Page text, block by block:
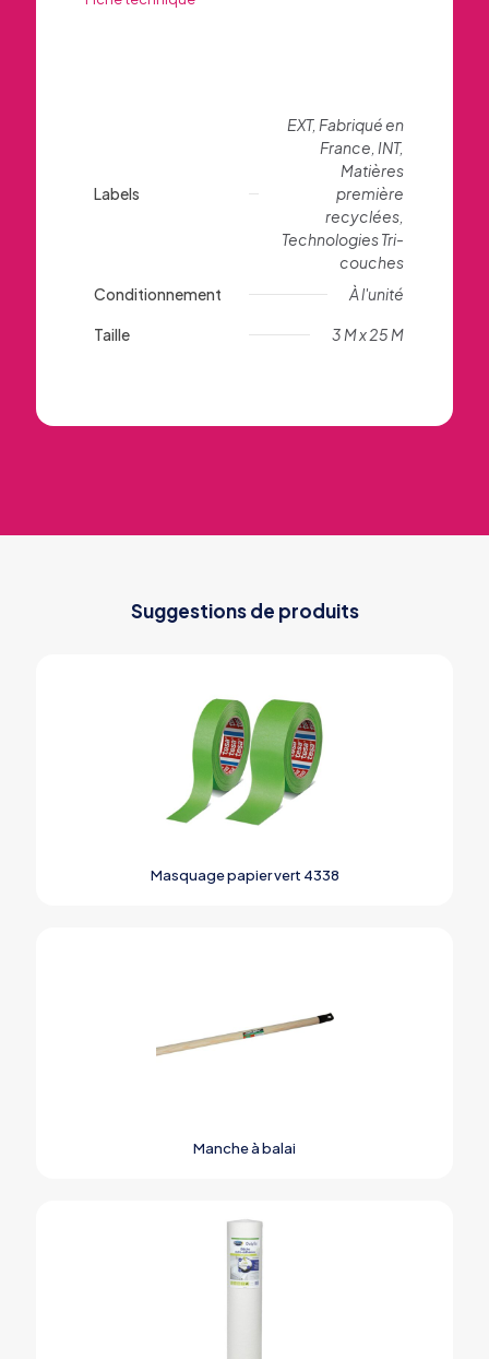
Labels
EXT, Fabriqué en
France, INT,
Matières
première
recyclées,
Technologies Tri-
couches
Conditionnement
À l'unité
Taille 3 M x 25 M
Suggestions de produits
Masquage papier vert 4338
Manche à balai